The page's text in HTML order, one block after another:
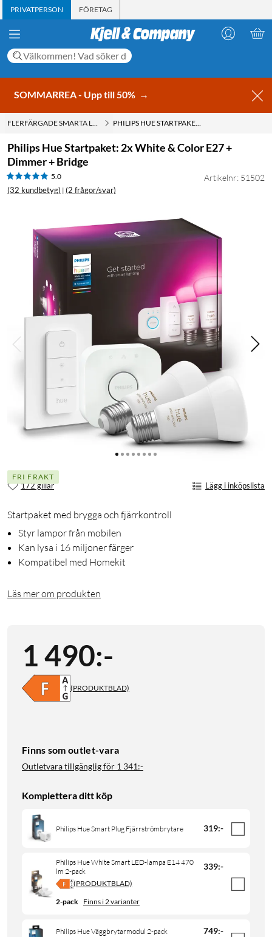
PRIVATPERSON FÖRETAG
SOMMARREA - Upp till 50% →
FLERFÄRGADE SMARTA LAMPOR PHILIPS HUE STARTPAKET: 2X WHITE & COLOR E27 + DIMMER + BRIDGE
Philips Hue Startpaket: 2x White & Color E27 +
Dimmer + Bridge
5.0
(32 kundbetyg) | (2 frågor/svar)
Artikelnr: 51502
FRI FRAKT
172 gillar Lägg i inköpslista
Startpaket med brygga och fjärrkontroll
Styr lampor från mobilen
Kan lysa i 16 miljoner färger
Kompatibel med Homekit
Läs mer om produkten
1 490:-
(PRODUKTBLAD)
Finns som outlet-vara
Outletvara tillgänglig för 1 341:-
Komplettera ditt köp
Philips Hue Smart Plug Fjärrströmbrytare 319:-
Philips Hue White Smart LED-lampa E14 470
lm 2-pack
339:-
(PRODUKTBLAD)
2-pack Finns i 2 varianter
Philips Hue Väggbrytarmodul 2-pack 749:-